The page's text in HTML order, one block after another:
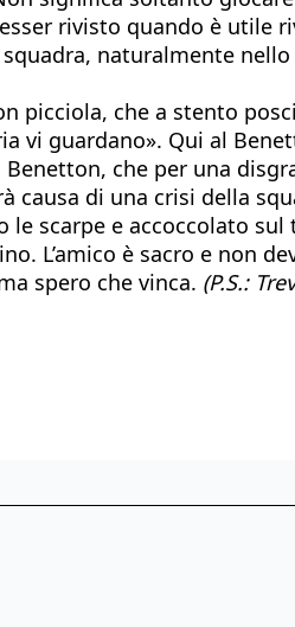
rivisto quando è utile
naturalmente
picciola, che a stento
vi guardano». Qui al
che per una
di una crisi della
scarpe e accoccolato
L’amico è sacro e non
spero che vinca. (P.S.: